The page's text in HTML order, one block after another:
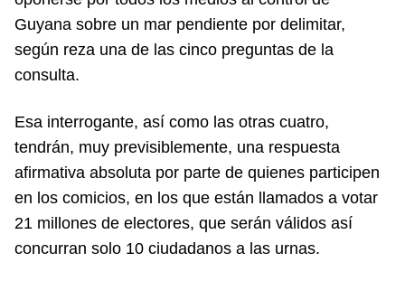
Guyana sobre un mar pendiente por delimitar,
según reza una de las cinco preguntas de la
consulta.
Esa interrogante, así como las otras cuatro,
tendrán, muy previsiblemente, una respuesta
afirmativa absoluta por parte de quienes participen
en los comicios, en los que están llamados a votar
21 millones de electores, que serán válidos así
concurran solo 10 ciudadanos a las urnas.